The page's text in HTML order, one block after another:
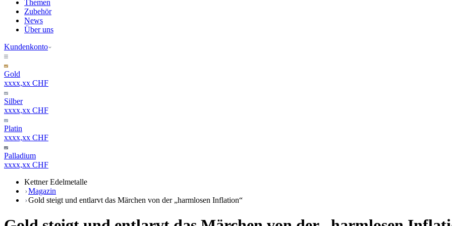
Themen
Zubehör
News
Über uns
Kundenkonto
Gold
xxxx,xx CHF
Silber
xxxx,xx CHF
Platin
xxxx,xx CHF
Palladium
xxxx,xx CHF
Kettner Edelmetalle
Magazin
Gold steigt und entlarvt das Märchen von der „harmlosen Inflation“